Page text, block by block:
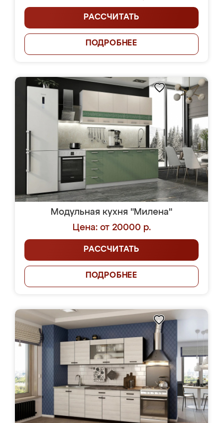
РАССЧИТАТЬ
ПОДРОБНЕЕ
Модульная кухня "Милена"
Цена: от 20000 р.
РАССЧИТАТЬ
ПОДРОБНЕЕ